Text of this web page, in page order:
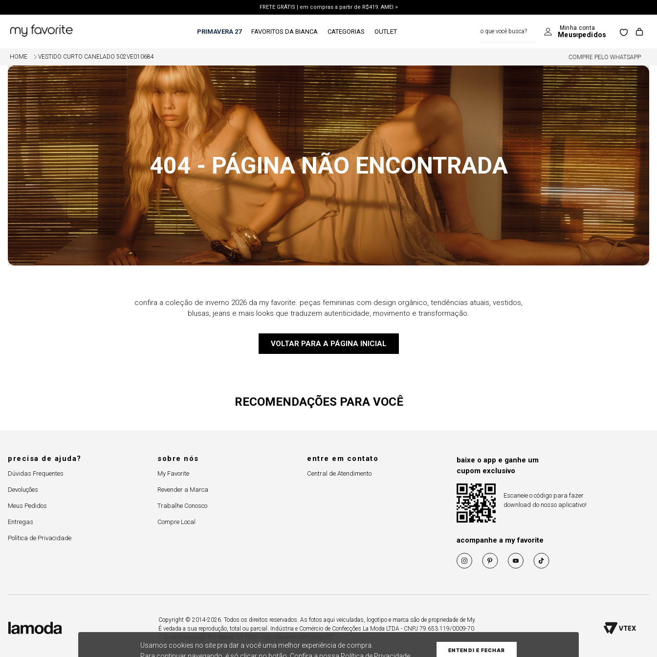
FRETE GRÁTIS | em compras a partir de R$419. AMEI >
PRIMAVERA 27 FAVORITOS DA BIANCA CATEGORIAS OUTLET
HOME VESTIDO CURTO CANELADO 502VE0106845% OFF EM COMPRAS COM PIX COMPRE PELO WHATSAPP
Usamos cookies no site pra dar a você uma melhor experiência de compra.
ENTENDI E FECHAR
404 - PÁGINA NÃO ENCONTRADA
confira a coleção de inverno 2026 da my favorite. peças femininas com design orgânico, tendências atuais, vestidos,
blusas, jeans e mais looks que traduzem autenticidade, movimento e transformação.
VOLTAR PARA A PÁGINA INICIAL
RECOMENDAÇÕES PARA VOCÊ
precisa de ajuda?
Dúvidas Frequentes
Devoluções
Meus Pedidos
Entregas
Política de Privacidade
sobre nós
My Favorite
Revender a Marca
Trabalhe Conosco
Compre Local
entre em contato
Central de Atendimento
baixe o app e ganhe um
cupom exclusivo
Escaneie o código para fazer
download do nosso aplicativo!
acompanhe a my favorite
Copyright © 2014-2026. Todos os direitos reservados. As fotos aqui veiculadas, logotipo e marca são de propriedade de My.
É vedada a sua reprodução, total ou parcial. Indústria e Comércio de Confecções La Moda LTDA - CNPJ 79.653.119/0009-70
TERMOS MAIS BUSCADOS
1º
vestido
2
blusa
3º
calca jeans
calca
5º
saia
6º
short
7º
conjunto
8º
jaqueta
º
blazer
10º casaco